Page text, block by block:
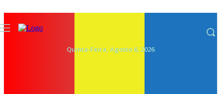
Quinta-Feira, Agosto 6, 2026